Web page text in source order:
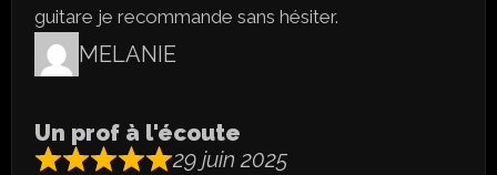
guitare je recommande sans hésiter.
MELANIE
Un prof à l'écoute
29 juin 2025